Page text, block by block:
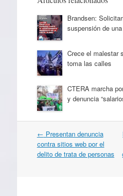
Brandsen:
suspensión de
Crece el malestar
toma las calles
CTERA marcha
y denuncia
Navegación
por
artículos
← Presentan denuncia
contra sitios web por el
delito de trata de personas